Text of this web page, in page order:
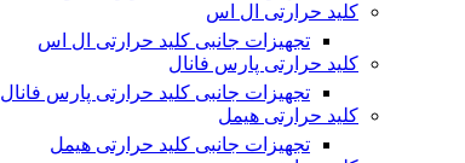
کلید حرارتی ال اس
تجهیزات جانبی کلید حرارتی ال اس
کلید حرارتی پارس فانال
تجهیزات جانبی کلید حرارتی پارس فانال
کلید حرارتی هیمل
تجهیزات جانبی کلید حرارتی هیمل